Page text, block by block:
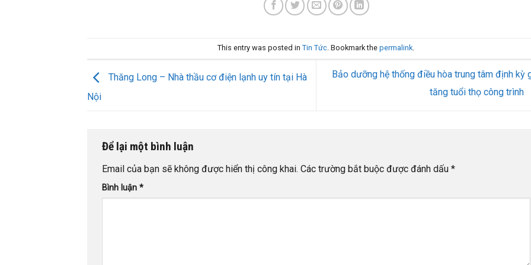
This entry was posted inTin Tức . Bookmark thepermalink
Thăng Long – Nhà thầu cơ điện lạnh uy tín tại Hà
Nội
Bảo dưỡng hệ thống điều hòa trung tâm định kỳ
tăng tuổi thọ công trình
Để lại một bình luận
Email của bạn sẽ không được hiển thị công khai. Các trường bắt buộc được đánh dấu *
Bình luận *